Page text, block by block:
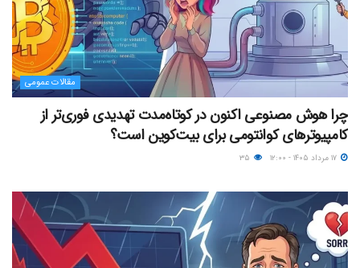
مقالات عمومی
چرا هوش مصنوعی اکنون در کوتاه‌مدت تهدیدی فوری‌تر از
کامپیوترهای کوانتومی برای بیت‌کوین است؟